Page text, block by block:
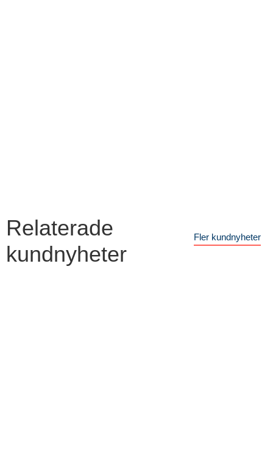
Relaterade
kundnyheter
Fler kundnyheter